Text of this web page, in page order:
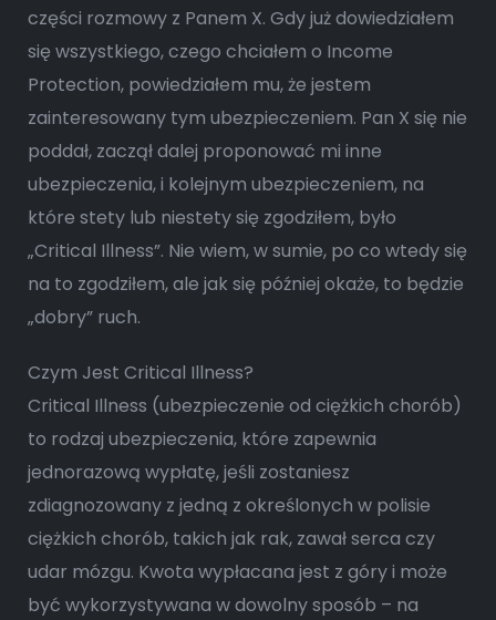
części rozmowy z Panem X. Gdy już dowiedziałem
się wszystkiego, czego chciałem o Income
Protection, powiedziałem mu, że jestem
zainteresowany tym ubezpieczeniem. Pan X się nie
poddał, zaczął dalej proponować mi inne
ubezpieczenia, i kolejnym ubezpieczeniem, na
które stety lub niestety się zgodziłem, było
„Critical Illness”. Nie wiem, w sumie, po co wtedy się
na to zgodziłem, ale jak się później okaże, to będzie
„dobry” ruch.
Czym Jest Critical Illness?
Critical Illness (ubezpieczenie od ciężkich chorób)
to rodzaj ubezpieczenia, które zapewnia
jednorazową wypłatę, jeśli zostaniesz
zdiagnozowany z jedną z określonych w polisie
ciężkich chorób, takich jak rak, zawał serca czy
udar mózgu. Kwota wypłacana jest z góry i może
być wykorzystywana w dowolny sposób – na